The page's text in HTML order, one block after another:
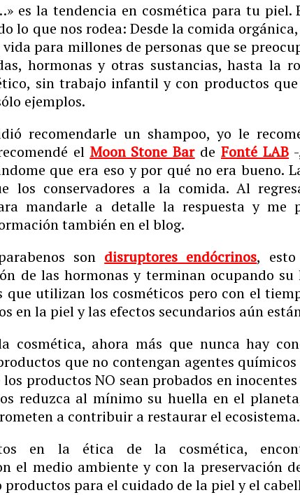
es la tendencia en cosmética para tu piel.
lo que nos rodea: Desde la comida
para millones de personas que se
hormonas y otras sustancias, hasta la
sin trabajo infantil y con productos
ejemplos.
recomendarle un shampoo, yo le
el Moon Stone BardeFonté LAB
que era eso y por qué no era bueno.
los conservadores a la comida. Al
mandarle a detalle la respuesta y me
también en el blog.
son disruptores endócrinos,
de las hormonas y terminan ocupando su
que utilizan los cosméticos pero con el
en la piel y las efectos secundarios aún
cosmética, ahora más que nunca hay
que no contengan agentes
productos NO sean probados en
reduzca al mínimo su huella en el
a contribuir a restaurar el ecosistema.
en la ética de la cosmética,
el medio ambiente y con la preservación
para el cuidado de la piel y el